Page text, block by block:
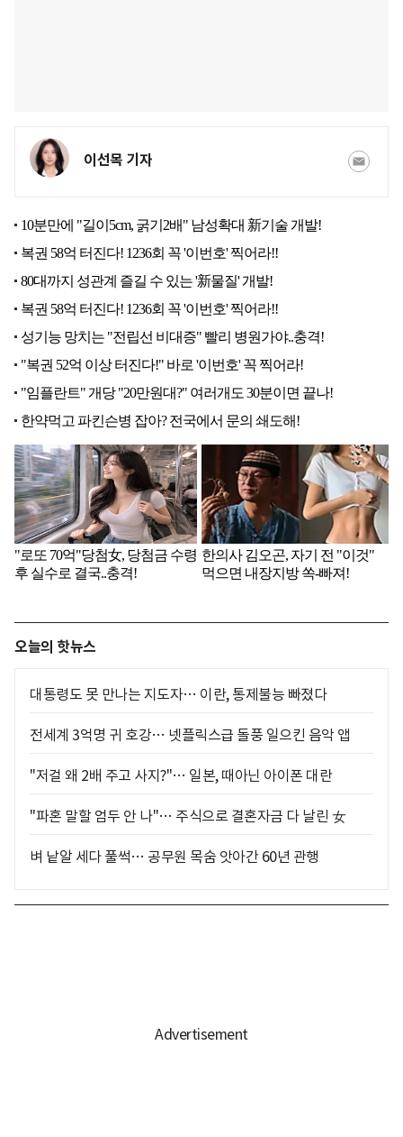
이선목 기자
오늘의 핫뉴스
대통령도 못 만나는 지도자… 이란, 통제불능 빠졌다
전세계 3억명 귀 호강… 넷플릭스급 돌풍 일으킨 음악 앱
"저걸 왜 2배 주고 사지?"… 일본, 때아닌 아이폰 대란
"파혼 말할 엄두 안 나"… 주식으로 결혼자금 다 날린 女
벼 낱알 세다 풀썩… 공무원 목숨 앗아간 60년 관행